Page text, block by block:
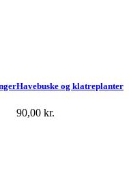
Havebuske og klatreplanter
90,00 kr.